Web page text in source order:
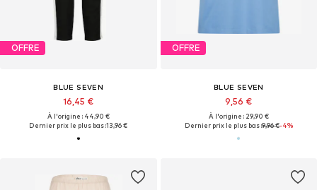
OFFRE
BLUE SEVEN
16,45 €
À l'origine : 44,90 €
Dernier prix le plus bas :13,96 €
OFFRE
BLUE SEVEN
9,56 €
À l'origine : 29,90 €
Dernier prix le plus bas :9,96 €-4%